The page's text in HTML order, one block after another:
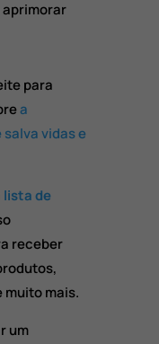
para
a
vidas e
lista de
receber
muito mais.
um